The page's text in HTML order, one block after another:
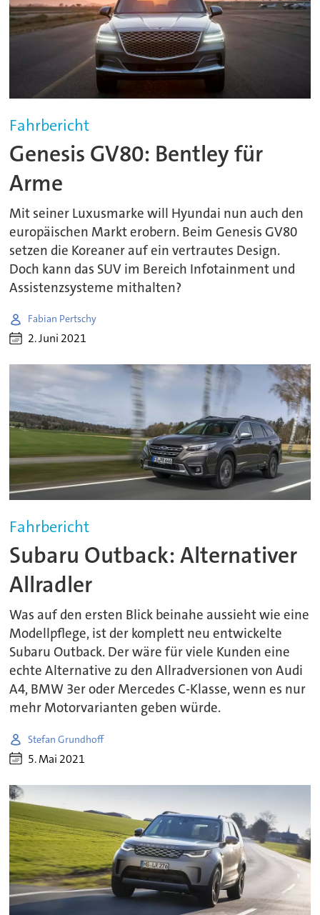
Fahrbericht
Genesis GV80: Bentley für
Arme
Mit seiner Luxusmarke will Hyundai nun auch den
europäischen Markt erobern. Beim Genesis GV80
setzen die Koreaner auf ein vertrautes Design.
Doch kann das SUV im Bereich Infotainment und
Assistenzsysteme mithalten?
Fabian Pertschy
2. Juni 2021
Fahrbericht
Subaru Outback: Alternativer
Allradler
Was auf den ersten Blick beinahe aussieht wie eine
Modellpflege, ist der komplett neu entwickelte
Subaru Outback. Der wäre für viele Kunden eine
echte Alternative zu den Allradversionen von Audi
A4, BMW 3er oder Mercedes C-Klasse, wenn es nur
mehr Motorvarianten geben würde.
Stefan Grundhoff
5. Mai 2021